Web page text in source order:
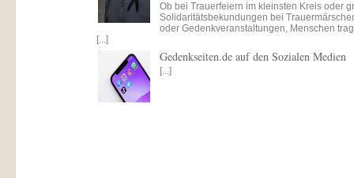
Ob bei Trauerfeiern im kleinsten Kreis oder
Solidaritätsbekundungen bei
oder Gedenkveranstaltungen, Menschen
[...]
Gedenkseiten.de auf den Sozialen Medien
[...]